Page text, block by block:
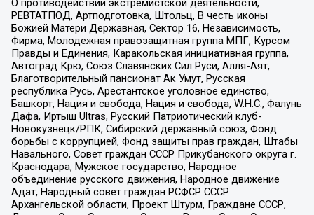
О противодействии экстремистской деятельности,
РЕВТАТПОД, Артподготовка, Штольц, В честь иконы
Божией Матери Державная, Сектор 16, Независимость,
Фирма, Молодежная правозащитная группа МПГ, Курсом
Правды и Единения, Каракольская инициативная группа,
Автоград Крю, Союз Славянских Сил Руси, Алля-Аят,
Благотворительный пансионат Ак Умут, Русская
республика Русь, Арестантское уголовное единство,
Башкорт, Нация и свобода, Нация и свобода, W.H.С., Фалунь
Дафа, Иртыш Ultras, Русский Патриотический клуб-
Новокузнецк/РПК, Сибирский державный союз, Фонд
борьбы с коррупцией, Фонд защиты прав граждан, Штабы
Навального, Совет граждан СССР Прикубанского округа г.
Краснодара, Мужское государство, Народное
объединение русского движения, Народное движение
Адат, Народный совет граждан РСФСР СССР
Архангельской области, Проект Штурм, Граждане СССР,